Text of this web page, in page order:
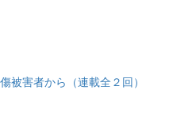
被害者から（連載全２回）